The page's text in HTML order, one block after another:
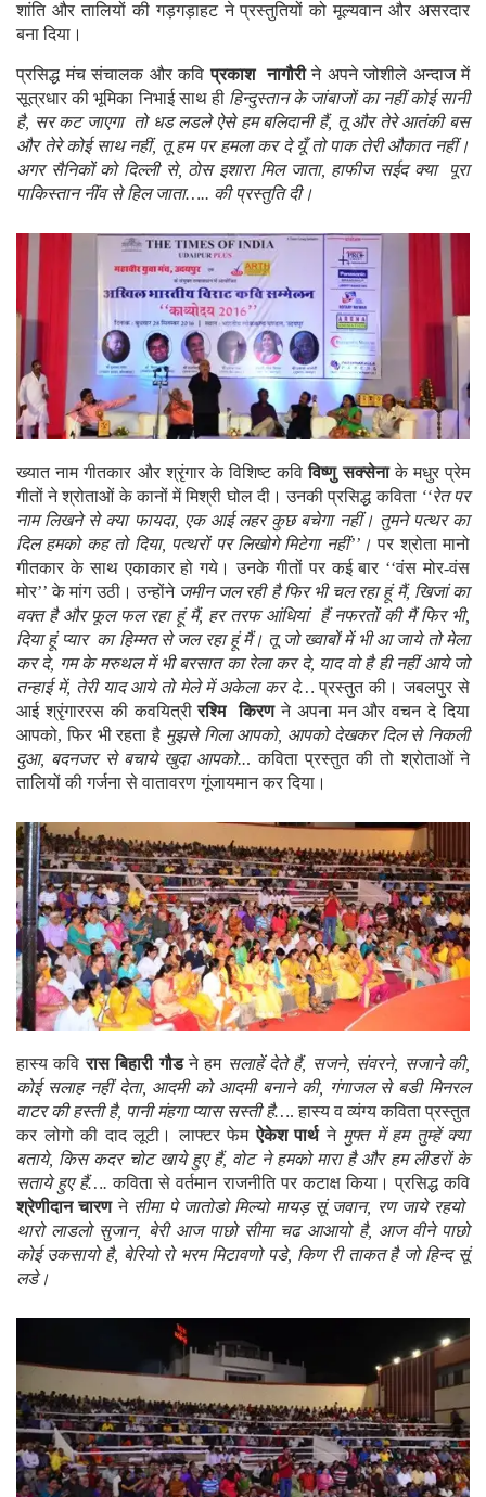
शांति और तालियों की गड़गड़ाहट ने प्रस्तुतियों को मूल्यवान और असरदार
बना दिया।
प्रसिद्ध मंच संचालक और कविप्रकाश नागौरीने अपने जोशीले अन्दाज में
सूत्रधार की भूमिका निभाई साथ ही हिन्दुस्तान के जांबाजों का नहीं कोई सानी
है, सर कट जाएगा तो धड लडले ऐसे हम बलिदानी हैं, तू और तेरे आतंकी बस
और तेरे कोई साथ नहीं, तू हम पर हमला कर दे यूँ तो पाक तेरी औकात नहीं।
अगर सैनिकों को दिल्ली से, ठोस इशारा मिल जाता, हाफीज सईद क्या पूरा
पाकिस्तान नींव से हिल जाता….. की प्रस्तुति दी।
ख्यात नाम गीतकार और श्रृंगार के विशिष्ट कविविष्णु सक्सेनाके मधुर प्रेम
गीतों ने श्रोताओं के कानों में मिश्री घोल दी। उनकी प्रसिद्ध कविता ‘‘रेत पर
नाम लिखने से क्या फायदा, एक आई लहर कुछ बचेगा नहीं। तुमने पत्थर का
दिल हमको कह तो दिया, पत्थरों पर लिखोगे मिटेगा नहीं’’। पर श्रोता मानो
गीतकार के साथ एकाकार हो गये। उनके गीतों पर कई बार ‘‘वंस मोर-वंस
मोर’’ के मांग उठी। उन्होंने जमीन जल रही है फिर भी चल रहा हूं मैं, खिजां का
वक्त है और फूल फल रहा हूं मैं, हर तरफ आंधियां हैं नफरतों की मैं फिर भी,
दिया हूं प्यार का हिम्मत से जल रहा हूं मैं। तू जो ख्वाबों में भी आ जाये तो मेला
कर दे, गम के मरुथल में भी बरसात का रेला कर दे, याद वो है ही नहीं आये जो
तन्हाई में, तेरी याद आये तो मेले में अकेला कर दे… प्रस्तुत की। जबलपुर से
आई श्रृंगाररस की कवयित्रीरश्मि किरणने अपना मन और वचन दे दिया
आपको, फिर भी रहता है मुझसे गिला आपको, आपको देखकर दिल से निकली
दुआ, बदनजर से बचाये खुदा आपको... कविता प्रस्तुत की तो श्रोताओं ने
तालियों की गर्जना से वातावरण गूंजायमान कर दिया।
हास्य कविरास बिहारी गौडने हम सलाहें देते हैं, सजने, संवरने, सजाने की,
कोई सलाह नहीं देता, आदमी को आदमी बनाने की, गंगाजल से बडी मिनरल
वाटर की हस्ती है, पानी मंहगा प्यास सस्ती है…. हास्य व व्यंग्य कविता प्रस्तुत
कर लोगो की दाद लूटी। लाफ्टर फेमऐकेश पार्थने मुफ्त में हम तुम्हें क्या
बताये, किस कदर चोट खाये हुए हैं, वोट ने हमको मारा है और हम लीडरों के
सताये हुए हैं…. कविता से वर्तमान राजनीति पर कटाक्ष किया। प्रसिद्ध कवि
श्रेणीदान चारणने सीमा पे जातोडो मिल्यो मायड़ सूं जवान, रण जाये रहयो
थारो लाडलो सुजान, बेरी आज पाछो सीमा चढ आआयो है, आज वीने पाछो
कोई उकसायो है, बेरियो रो भरम मिटावणो पडे, किण री ताकत है जो हिन्द सूं
लडे।